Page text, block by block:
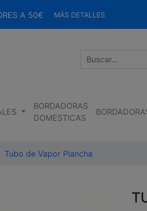
A 50€ MÁS DETALLES
BORDADORAS
DOMESTICAS
Tubo de Vapor Plancha